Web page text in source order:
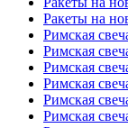
Ракеты на
Римская
Римская
Римская
Римская
Римская
Римская